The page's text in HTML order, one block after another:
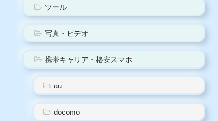
ツール
写真・ビデオ
携帯キャリア・格安スマホ
au
docomo